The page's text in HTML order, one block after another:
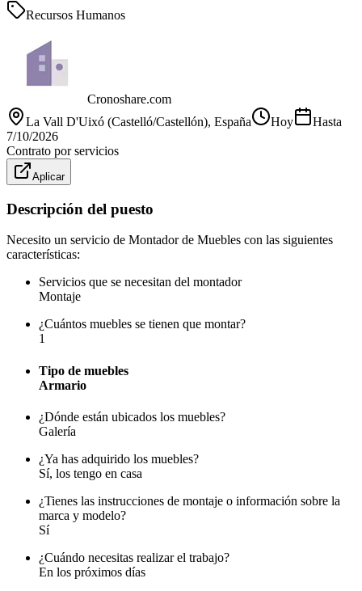
Recursos Humanos
Cronoshare.com
La Vall D'Uixó (Castelló/Castellón), España Hoy
Hasta
7/10/2026
Contrato por servicios
Aplicar
Descripción del puesto
Necesito un servicio de Montador de Muebles con las siguientes
características:
Servicios que se necesitan del montador
Montaje
¿Cuántos muebles se tienen que montar?
1
Tipo de muebles
Armario
¿Dónde están ubicados los muebles?
Galería
¿Ya has adquirido los muebles?
Sí, los tengo en casa
¿Tienes las instrucciones de montaje o información sobre la
marca y modelo?
Sí
¿Cuándo necesitas realizar el trabajo?
En los próximos días